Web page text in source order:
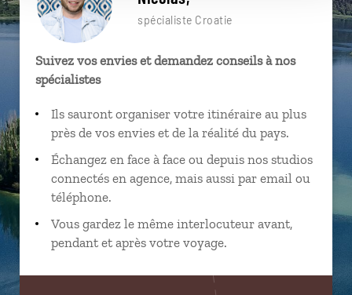
spécialiste Croatie
Suivez vos envies et demandez conseils à nos
spécialistes
Ils sauront organiser votre itinéraire au plus
près de vos envies et de la réalité du pays.
Échangez en face à face ou depuis nos studios
connectés en agence, mais aussi par email ou
téléphone.
Vous gardez le même interlocuteur avant,
pendant et après votre voyage.